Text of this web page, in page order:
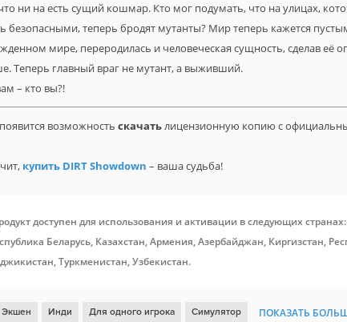
ни на есть сущий кошмар. Кто мог подумать, что на улицах,
безопасными, теперь бродят мутанты? Мир теперь кажется
мире, переродилась и человеческая сущность, сделав её
Теперь главный враг не мутант, а выживший.
– кто вы?!
возможность скачатьлицензионную копию с
купить DIRT Showdown – ваша судьба!
доступен для использования и активации в следующих странах:
Беларусь, Казахстан, Армения, Азербайджан, Киргизстан,
Туркменистан, Узбекистан.
Экшен Инди Для одного игрока Симулятор ПОКАЗАТЬ